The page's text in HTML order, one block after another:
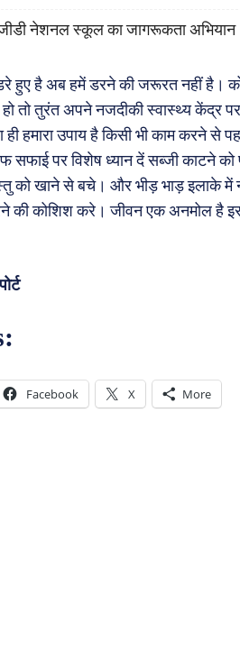
नेशनल स्कूल का जागरूकता अभियान
है अब हमें डरने की जरूरत नहीं है।
तो तुरंत अपने नजदीकी स्वास्थ्य केंद्र
ही हमारा उपाय है किसी भी काम
सफाई पर विशेष ध्यान दें सब्जी
को खाने से बचे। और भीड़ भाड़
की कोशिश करे। जीवन एक अनमोल है
Facebook X More